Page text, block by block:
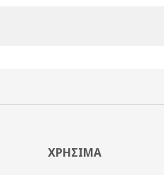
ΧΡΗΣΙΜΑ